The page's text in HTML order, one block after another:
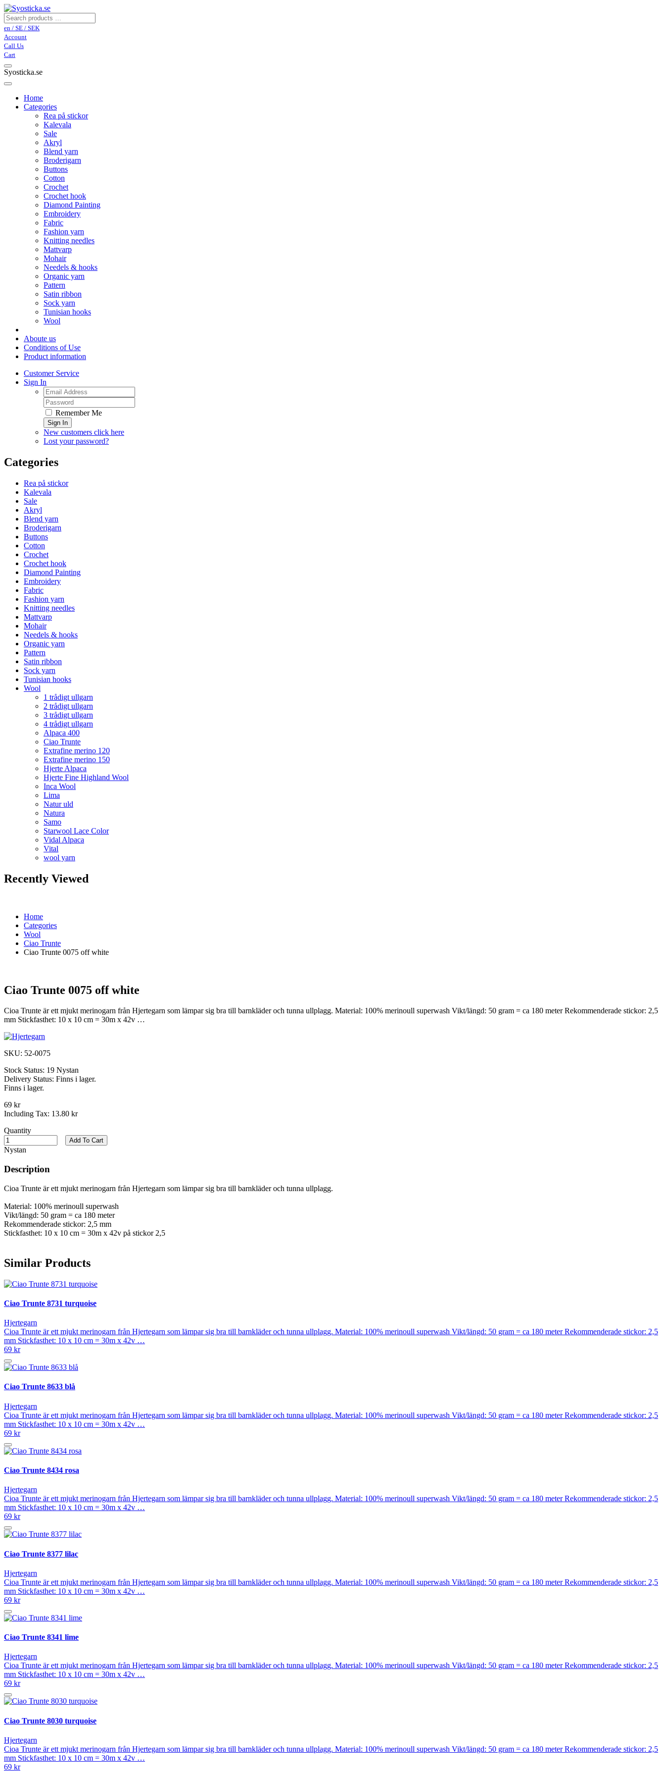
en / SE / SEK
Account
Call Us
Cart
Syosticka.se
Home
Categories
Rea på stickor
Kalevala
Sale
Akryl
Blend yarn
Broderigarn
Buttons
Cotton
Crochet
Crochet hook
Diamond Painting
Embroidery
Fabric
Fashion yarn
Knitting needles
Mattvarp
Mohair
Needels & hooks
Organic yarn
Pattern
Satin ribbon
Sock yarn
Tunisian hooks
Wool
Aboute us
Conditions of Use
Product information
Customer Service
Sign In
Remember Me
Sign In
New customers click here
Lost your password?
Categories
Rea på stickor
Kalevala
Sale
Akryl
Blend yarn
Broderigarn
Buttons
Cotton
Crochet
Crochet hook
Diamond Painting
Embroidery
Fabric
Fashion yarn
Knitting needles
Mattvarp
Mohair
Needels & hooks
Organic yarn
Pattern
Satin ribbon
Sock yarn
Tunisian hooks
Wool
1 trådigt ullgarn
2 trådigt ullgarn
3 trådigt ullgarn
4 trådigt ullgarn
Alpaca 400
Ciao Trunte
Extrafine merino 120
Extrafine merino 150
Hjerte Alpaca
Hjerte Fine Highland Wool
Inca Wool
Lima
Natur uld
Natura
Samo
Starwool Lace Color
Vidal Alpaca
Vital
wool yarn
Recently Viewed
Home
Categories
Wool
Ciao Trunte
Ciao Trunte 0075 off white
Ciao Trunte 0075 off white
Cioa Trunte är ett mjukt merinogarn från Hjertegarn som lämpar sig bra till barnkläder och tunna ullplagg. Material: 100% merinoull superwash Vikt/längd: 50 gram = ca 180 meter Rekommenderade stickor: 2,5
mm Stickfasthet: 10 x 10 cm = 30m x 42v …
SKU: 52-0075
Stock Status: 19 Nystan
Delivery Status: Finns i lager.
Finns i lager.
69 kr
Including Tax: 13.80 kr
Quantity
Nystan
Add To Cart
Description
Cioa Trunte är ett mjukt merinogarn från Hjertegarn som lämpar sig bra till barnkläder och tunna ullplagg.
Material: 100% merinoull superwash
Vikt/längd: 50 gram = ca 180 meter
Rekommenderade stickor: 2,5 mm
Stickfasthet: 10 x 10 cm = 30m x 42v på stickor 2,5
Similar Products
Ciao Trunte 8731 turquoise
Hjertegarn
Cioa Trunte är ett mjukt merinogarn från Hjertegarn som lämpar sig bra till barnkläder och tunna ullplagg. Material: 100% merinoull superwash Vikt/längd: 50 gram = ca 180 meter Rekommenderade stickor: 2,5
mm Stickfasthet: 10 x 10 cm = 30m x 42v …
69 kr
Ciao Trunte 8633 blå
Hjertegarn
Cioa Trunte är ett mjukt merinogarn från Hjertegarn som lämpar sig bra till barnkläder och tunna ullplagg. Material: 100% merinoull superwash Vikt/längd: 50 gram = ca 180 meter Rekommenderade stickor: 2,5
mm Stickfasthet: 10 x 10 cm = 30m x 42v …
69 kr
Ciao Trunte 8434 rosa
Hjertegarn
Cioa Trunte är ett mjukt merinogarn från Hjertegarn som lämpar sig bra till barnkläder och tunna ullplagg. Material: 100% merinoull superwash Vikt/längd: 50 gram = ca 180 meter Rekommenderade stickor: 2,5
mm Stickfasthet: 10 x 10 cm = 30m x 42v …
69 kr
Ciao Trunte 8377 lilac
Hjertegarn
Cioa Trunte är ett mjukt merinogarn från Hjertegarn som lämpar sig bra till barnkläder och tunna ullplagg. Material: 100% merinoull superwash Vikt/längd: 50 gram = ca 180 meter Rekommenderade stickor: 2,5
mm Stickfasthet: 10 x 10 cm = 30m x 42v …
69 kr
Ciao Trunte 8341 lime
Hjertegarn
Cioa Trunte är ett mjukt merinogarn från Hjertegarn som lämpar sig bra till barnkläder och tunna ullplagg. Material: 100% merinoull superwash Vikt/längd: 50 gram = ca 180 meter Rekommenderade stickor: 2,5
mm Stickfasthet: 10 x 10 cm = 30m x 42v …
69 kr
Ciao Trunte 8030 turquoise
Hjertegarn
Cioa Trunte är ett mjukt merinogarn från Hjertegarn som lämpar sig bra till barnkläder och tunna ullplagg. Material: 100% merinoull superwash Vikt/längd: 50 gram = ca 180 meter Rekommenderade stickor: 2,5
mm Stickfasthet: 10 x 10 cm = 30m x 42v …
69 kr